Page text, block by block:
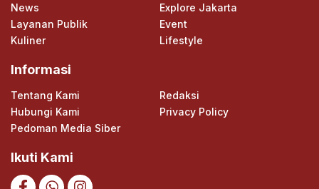
News
Explore Jakarta
Layanan Publik
Event
Kuliner
Lifestyle
Informasi
Tentang Kami
Redaksi
Hubungi Kami
Privacy Policy
Pedoman Media Siber
Ikuti Kami